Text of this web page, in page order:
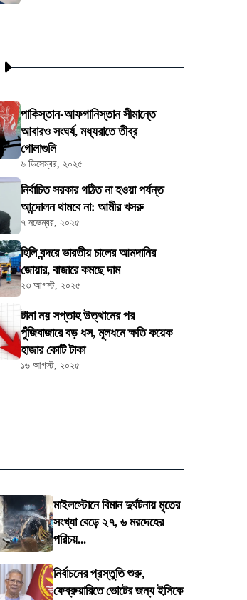
পাকিস্তান-আফগানিস্তান সীমান্তে
আবারও সংঘর্ষ, মধ্যরাতে তীব্র
গোলাগুলি
৬ ডিসেম্বর, ২০২৫
নির্বাচিত সরকার গঠিত না হওয়া পর্যন্ত
আন্দোলন থামবে না: আমীর খসরু
৭ নভেম্বর, ২০২৫
হিলি বন্দরে ভারতীয় চালের আমদানির
জোয়ার, বাজারে কমছে দাম
২৩ আগস্ট, ২০২৫
টানা নয় সপ্তাহ উত্থানের পর
পুঁজিবাজারে বড় ধস, মূলধনে ক্ষতি কয়েক
হাজার কোটি টাকা
১৬ আগস্ট, ২০২৫
মাইলস্টোনে বিমান দুর্ঘটনায় মৃতের
সংখ্যা বেড়ে ২৭, ৬ মরদেহের
পরিচয়...
নির্বাচনের প্রস্তুতি শুরু,
ফেব্রুয়ারিতে ভোটের জন্য ইসিকে